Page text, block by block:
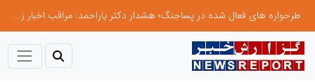
طرحواره های فعال شده در پساجنگ؛ هشدار دکتر یاراحمد: مراقب اخبار زرد و واکنش های هیجانی باشید